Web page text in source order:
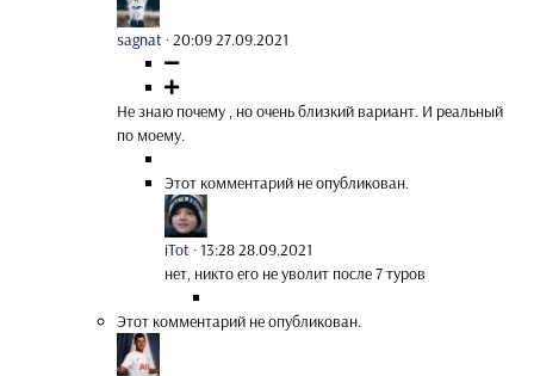
sagnat ·20:09 27.09.2021
Не знаю почему , но очень близкий вариант. И реальный
по моему.
Этот комментарий не опубликован.
iTot ·13:28 28.09.2021
нет, никто его не уволит после 7 туров
Этот комментарий не опубликован.